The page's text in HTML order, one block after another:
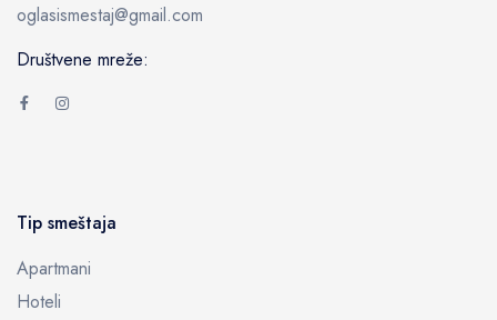
oglasismestaj@gmail.com
Društvene mreže:
Tip smeštaja
Apartmani
Hoteli